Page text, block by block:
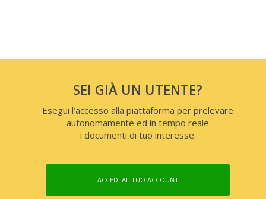
SEI GIÀ UN UTENTE?
Esegui l’accesso alla piattaforma per prelevare
autonomamente ed in tempo reale
i documenti di tuo interesse.
ACCEDI AL TUO ACCOUNT